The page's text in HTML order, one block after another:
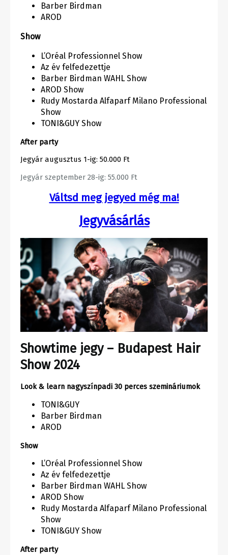
Barber Birdman
AROD
Show
L’Oréal Professionnel Show
Az év felfedezettje
Barber Birdman WAHL Show
AROD Show
Rudy Mostarda Alfaparf Milano Professional
Show
TONI&GUY Show
After party
Jegyár augusztus 1-ig: 50.000 Ft
Jegyár szeptember 28-ig: 55.000 Ft
Váltsd meg jegyed még ma!
Jegyvásárlás
Showtime jegy – Budapest Hair
Show 2024
Look & learn nagyszínpadi 30 perces szemináriumok
TONI&GUY
Barber Birdman
AROD
Show
L’Oréal Professionnel Show
Az év felfedezettje
Barber Birdman WAHL Show
AROD Show
Rudy Mostarda Alfaparf Milano Professional
Show
TONI&GUY Show
After party